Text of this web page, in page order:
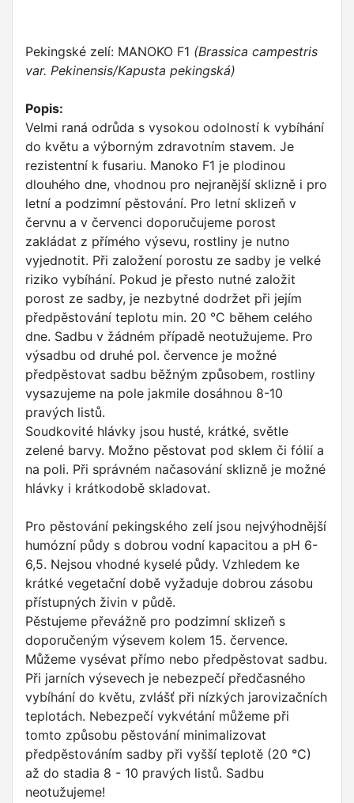
Pekingské zelí: MANOKO F1 (Brassica campestris
var. Pekinensis/Kapusta pekingská)
Popis:
Velmi raná odrůda s vysokou odolností k vybíhání
do květu a výborným zdravotním stavem. Je
rezistentní k fusariu. Manoko F1 je plodinou
dlouhého dne, vhodnou pro nejranější sklizně i pro
letní a podzimní pěstování. Pro letní sklizeň v
červnu a v červenci doporučujeme porost
zakládat z přímého výsevu, rostliny je nutno
vyjednotit. Při založení porostu ze sadby je velké
riziko vybíhání. Pokud je přesto nutné založit
porost ze sadby, je nezbytné dodržet při jejím
předpěstování teplotu min. 20 °C během celého
dne. Sadbu v žádném případě neotužujeme. Pro
výsadbu od druhé pol. července je možné
předpěstovat sadbu běžným způsobem, rostliny
vysazujeme na pole jakmile dosáhnou 8-10
pravých listů.
Soudkovité hlávky jsou husté, krátké, světle
zelené barvy. Možno pěstovat pod sklem či fólií a
na poli. Při správném načasování sklizně je možné
hlávky i krátkodobě skladovat.
Pro pěstování pekingského zelí jsou nejvýhodnější
humózní půdy s dobrou vodní kapacitou a pH 6-
6,5. Nejsou vhodné kyselé půdy. Vzhledem ke
krátké vegetační době vyžaduje dobrou zásobu
přístupných živin v půdě.
Pěstujeme převážně pro podzimní sklizeň s
doporučeným výsevem kolem 15. července.
Můžeme vysévat přímo nebo předpěstovat sadbu.
Při jarních výsevech je nebezpečí předčasného
vybíhání do květu, zvlášť při nízkých jarovizačních
teplotách. Nebezpečí vykvétání můžeme při
tomto způsobu pěstování minimalizovat
předpěstováním sadby při vyšší teplotě (20 °C)
až do stadia 8 - 10 pravých listů. Sadbu
neotužujeme!